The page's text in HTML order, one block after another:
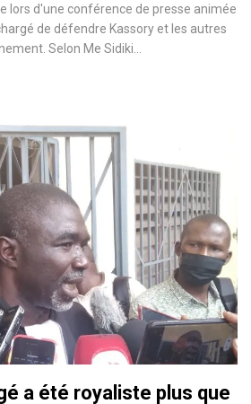
lors d'une conférence de presse animée
de défendre Kassory et les autres
Selon Me Sidiki…
a été royaliste plus que